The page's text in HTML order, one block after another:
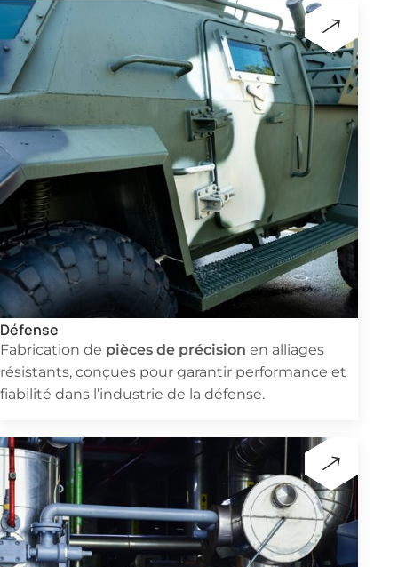
Défense
Fabrication de pièces de précision en alliages
résistants, conçues pour garantir performance et
fiabilité dans l’industrie de la défense.